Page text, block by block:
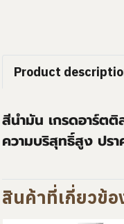
Product
สีนำมัน เกรดอาร์ต
ความบริสุทธิ์สูง ปร
สินค้าที่เกี่ยวข้อ